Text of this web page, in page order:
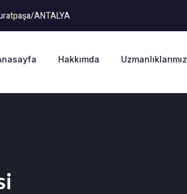
ANTALYA
Hakkımda Uzmanlıklarımız